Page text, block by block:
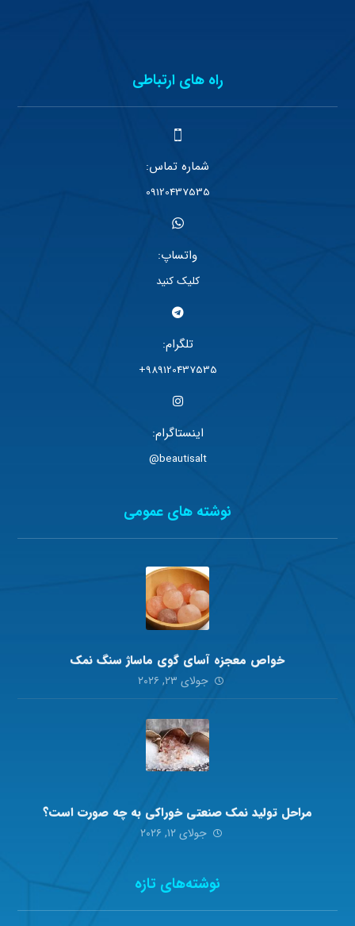
راه های ارتباطی
شماره تماس:
09120437535
واتساپ:
کلیک کنید
تلگرام:
989120437535+
اینستاگرام:
beautisalt@
نوشته های عمومی
خواص معجزه آسای گوی ماساژ سنگ نمک
جولای ۲۳, ۲۰۲۶
مراحل تولید نمک صنعتی خوراکی به چه صورت است؟
جولای ۱۲, ۲۰۲۶
نوشته‌های تازه